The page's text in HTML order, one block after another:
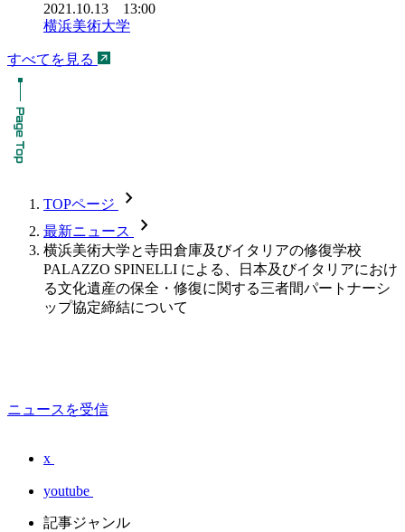
2021.10.13 13:00
横浜美術大学
すべてを見る
TOPページ chevron_forward
最新ニュース chevron_forward
横浜美術大学と寺田倉庫及びイタリアの修復学校
PALAZZO SPINELLI による、日本及びイタリアにおけ
る文化遺産の保全・修復に関する三者間パートナーシ
ップ協定締結について
ニュースを受信
x
youtube
記事ジャンル